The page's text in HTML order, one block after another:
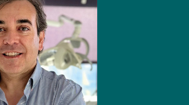
para ler